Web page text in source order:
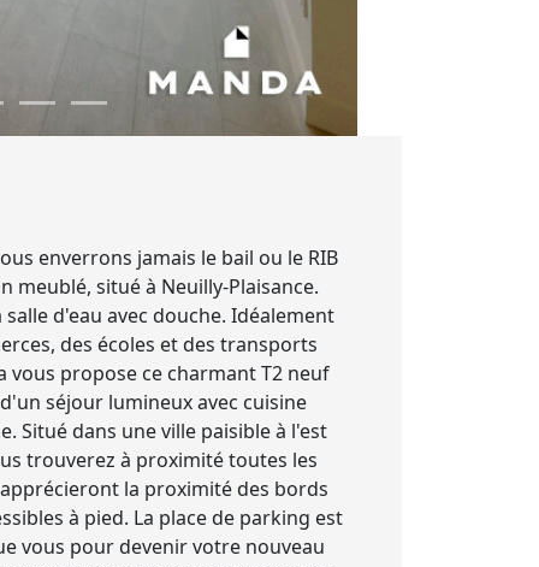
enverrons jamais le bail ou le RIB
meublé, situé à Neuilly-Plaisance.
d'eau avec douche. Idéalement
des écoles et des transports
vous propose ce charmant T2 neuf
séjour lumineux avec cuisine
Situé dans une ville paisible à l'est
trouverez à proximité toutes les
la proximité des bords
à pied. La place de parking est
vous pour devenir votre nouveau